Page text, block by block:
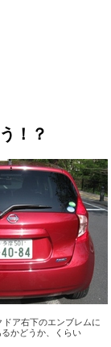
！？
ア右下のエンブレムに
るかどうか、くらい